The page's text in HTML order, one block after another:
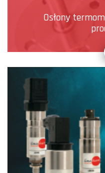
Osłony